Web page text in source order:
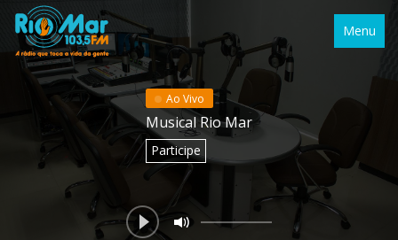
Menu
Ao Vivo
Musical Rio Mar
Participe